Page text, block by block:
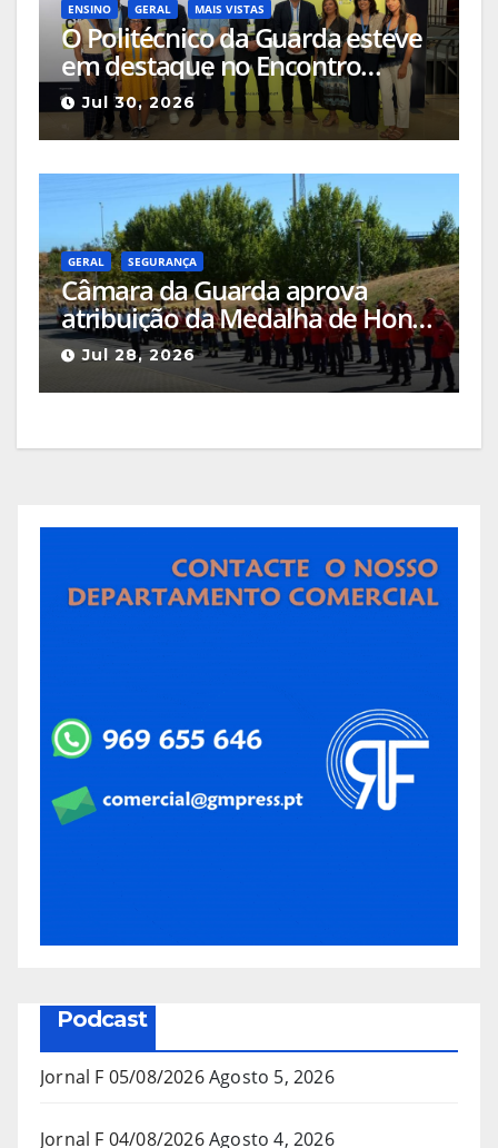
ENSINO GERAL MAIS VISTAS
O Politécnico da Guarda esteve
em destaque no Encontro
Ciência e Inovação 2026 com
seleção de três sessões
científicas
Jul 30, 2026
GERAL SEGURANÇA
Câmara da Guarda aprova
atribuição da Medalha de Honra
de Grau Ouro à Associação
Humanitária de Bombeiros
Voluntários da Guarda
Jul 28, 2026
Podcast
Jornal F 05/08/2026Agosto 5, 2026
Jornal F 04/08/2026Agosto 4, 2026